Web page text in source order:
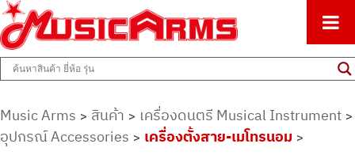
Music Arms
ศูนย์รวมครื่องดนตรีทุกชนิด ตั้งแต่เริ่มต้นถึงมืออาชีพ
Music Arms > สินค้า > เครื่องดนตรี Musical Instrument >
อุปกรณ์ Accessories > เครื่องตั้งสาย-เมโทรนอม >